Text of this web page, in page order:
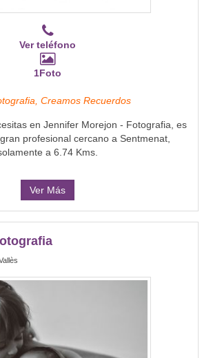
Ver teléfono
1Foto
Creamos Recuerdos
en Jennifer Morejon - Fotografia, es
profesional cercano a Sentmenat,
a 6.74 Kms.
Ver Más